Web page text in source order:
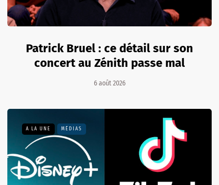
Patrick Bruel : ce détail sur son
concert au Zénith passe mal
6 août 2026
A LA UNE MÉDIAS